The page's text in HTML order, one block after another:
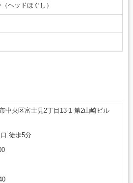
ヘッドほぐし）
中央区富士見2丁目13-1 第2山崎ビル
徒歩5分